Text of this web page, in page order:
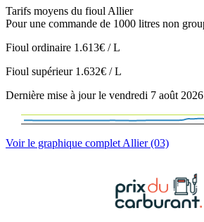
Tarifs moyens du fioul Allier
Pour une commande de 1000 litres non
Fioul ordinaire 1.613€ / L
Fioul supérieur 1.632€ / L
Dernière mise à jour le vendredi 7 août
Voir le graphique complet Allier (03)